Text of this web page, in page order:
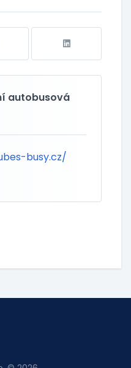
autobusová
busy.cz/